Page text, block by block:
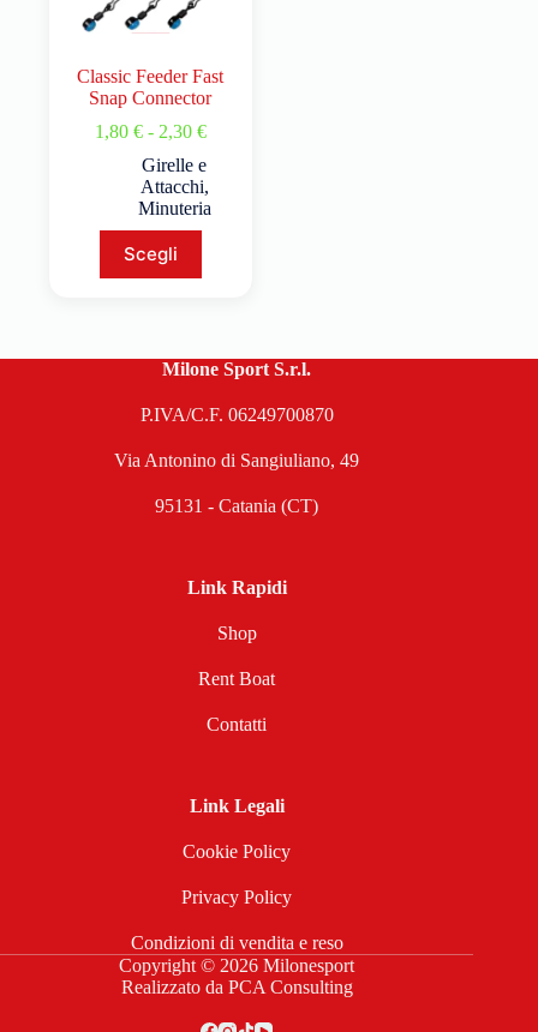
Classic Feeder Fast
Snap Connector
1,80 € - 2,30 €
Girelle e
Attacchi,
Minuteria
Scegli
Milone Sport S.r.l.
P.IVA/C.F. 06249700870
Via Antonino di Sangiuliano, 49
95131 - Catania (CT)
Link Rapidi
Shop
Rent Boat
Contatti
Link Legali
Cookie Policy
Privacy Policy
Condizioni di vendita e reso
Copyright © 2026 Milonesport
Realizzato da PCA Consulting